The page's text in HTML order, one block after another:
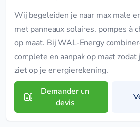
Wij begeleiden je naar maximale
met panneaux solaires, pompes à
op maat. Bij WAL-Energy
complete en aanpak op maat
ziet op je energierekening.
Demander un
devis